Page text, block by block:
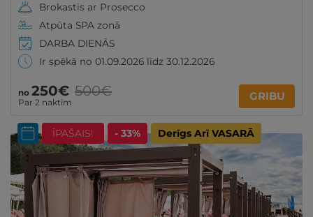
Brokastis ar Prosecco
Atpūta SPA zonā
DARBA DIENĀS
Ir spēkā no 01.09.2026 līdz 30.12.2026
no 250€
Par 2 naktīm
500€ GRIBU
ĪPAŠAIS! - 33% Derīgs Arī VASARĀ